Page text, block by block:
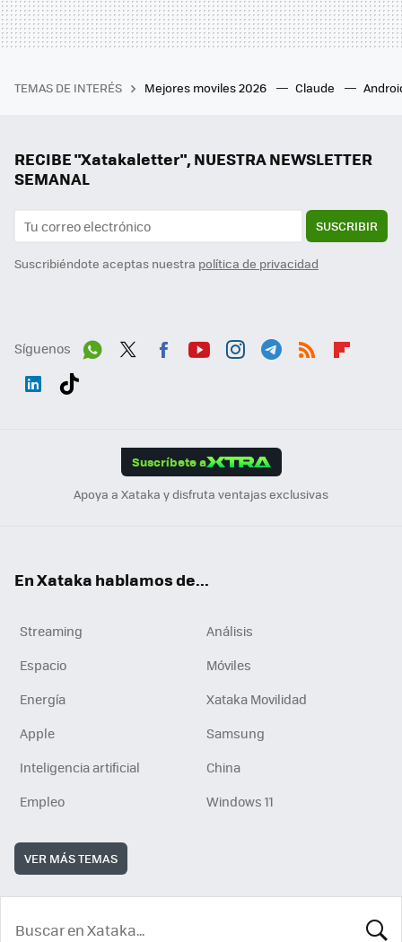
TEMAS DE INTERÉS Mejores moviles 2026 Claude
RECIBE "Xatakaletter", NUESTRA NEWSLETTER
SEMANAL
SUSCRIBIR
Suscribiéndote aceptas nuestra política de privacidad
Síguenos
Suscríbete a
Apoya a Xataka y disfruta ventajas exclusivas
En Xataka hablamos de...
Streaming
Análisis
Espacio
Móviles
Energía
Xataka Movilidad
Apple
Samsung
Inteligencia artificial
China
Empleo
Windows 11
VER MÁS TEMAS